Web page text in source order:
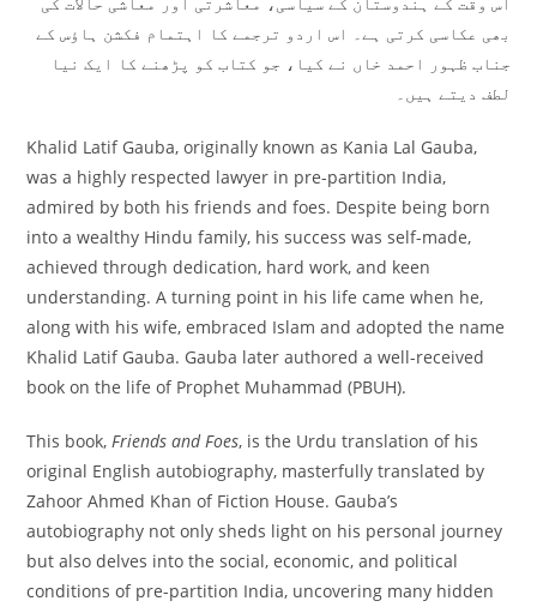
بھی عکاسی کرتی ہے۔ اس اردو ترجمے کا اہتمام فکشن ہاؤس کے
جناب ظہور احمد خاں نے کیا، جو کتاب کو پڑھنے کا ایک نیا
لطف دیتے ہیں۔
Khalid Latif Gauba, originally known as Kania Lal Gauba,
was a highly respected lawyer in pre-partition India,
admired by both his friends and foes. Despite being born
into a wealthy Hindu family, his success was self-made,
achieved through dedication, hard work, and keen
understanding. A turning point in his life came when he,
along with his wife, embraced Islam and adopted the name
Khalid Latif Gauba. Gauba later authored a well-received
book on the life of Prophet Muhammad (PBUH).
This book,Friends and Foes, is the Urdu translation of his
original English autobiography, masterfully translated by
Zahoor Ahmed Khan of Fiction House. Gauba’s
autobiography not only sheds light on his personal journey
but also delves into the social, economic, and political
conditions of pre-partition India, uncovering many hidden